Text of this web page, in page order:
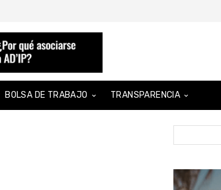
BOLSA DE TRABAJO TRANSPARENCIA